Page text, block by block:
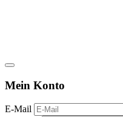
Mein Konto
E-Mail